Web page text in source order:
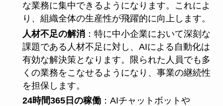
な業務に集中できるようになります。これによ
り、組織全体の生産性が飛躍的に向上します。
人材不足の解消：特に中小企業において深刻な
課題である人材不足に対し、AIによる自動化は
有効な解決策となります。限られた人員でも多
くの業務をこなせるようになり、事業の継続性
を担保します。
24時間365日の稼働：AIチャットボットや